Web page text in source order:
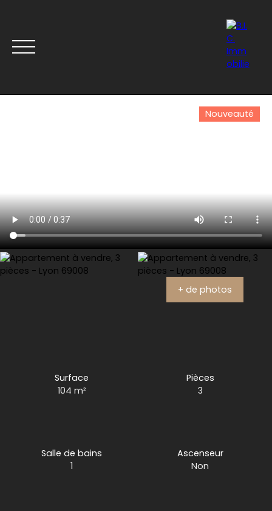
Nouveauté
+ de photos
Surface
104 m²
Pièces
3
Salle de bains
1
Ascenseur
Non